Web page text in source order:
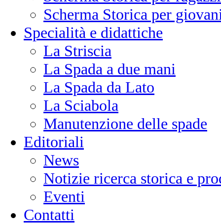
Scherma Storica per
Specialità e didattiche
La Striscia
La Spada a due mani
La Spada da Lato
La Sciabola
Manutenzione delle spade
Editoriali
News
Notizie ricerca storica e
Eventi
Contatti